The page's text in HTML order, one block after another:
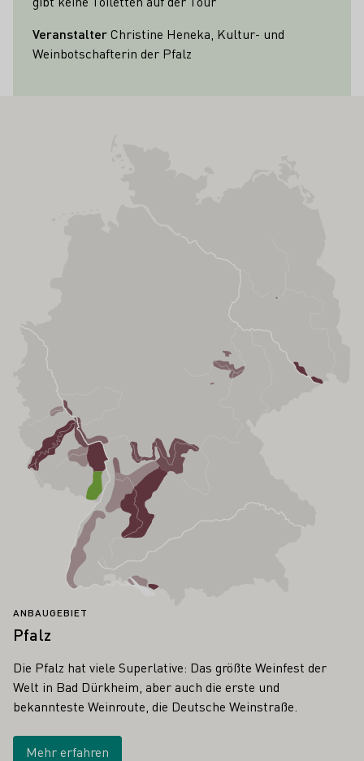
VeranstalterChristine Heneka, Kultur- und
Weinbotschafterin der Pfalz
ANBAUGEBIET
Pfalz
Die Pfalz hat viele Superlative: Das größte Weinfest der
Welt in Bad Dürkheim, aber auch die erste und
bekannteste Weinroute, die Deutsche Weinstraße.
Mehr erfahren